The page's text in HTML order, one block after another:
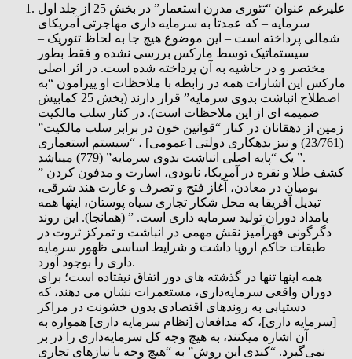
علیرغم عنوان “تئوری مدرن استعمار” در بخش 25 از جلد اول
سرمایه – که عمدتاً به سرمایه داری مهاجرتی آمریکای
شمالی پرداخته است – این موضوع هیچ جا به لحاظ تئوریک –
سیستماتیک توسط مارکس بررسی نشده و فقط بطور
مختصر و در حاشيه به آن پرداخته شده است. در اثر اصلی
مارکس این اشارات همه در رابطه با ملاحظات او پیرامون “به
اصطلاح انباشت بدوی سرمایه” قرار دارند (بخش 25 کمابیش
ضمیمه ای از این ملاحظات است). در کنار سلب مالکیت
زمین از دهقانان در کنار “قوانین خون در برابر سلب مالکیت”
(23/761) و نیز بدهکاری دولتی [عمومی] ، “سیستم استعماری
” یک “پایه اصلی انباشت بدوی سرمایه” (779) میباشد.
” کشف طلا و نقره در آمریکا، نابودی، اسارت و مدفون کردن
بومیان در معادن، آغاز فتح و تصرف و غارت هند شرقی،
تبدیل آفریقا به محل شکار تجاری سیاه پوستان، اینها همه
بامداد دوران تولید سرمایه داری است. ” (همانجا). این روند
دگرگونی قهرآمیز نقش مهمی در انباشت و تمرکز ثروت در
طبقات حاکم اروپا داشت و شرایط اساسی ظهور سرمایه
داری را بوجود آورد.
همه اینها تنها در گذشته های دور اتفاق نیفتاده است؛ برای
دوران واقعی سرمایه‌داری، مستعمرات نشان می دهند، که
دستیابی به روندهای اقتصادی بدون خشونت در مراکز
[سرمایه داری]، که مدافعان [نظام سرمایه داری] همواره به
آن اشاره میکنند، به هیچ وجه کل سرمایه‌داری را در بر
نمی‌گیرد. “کندی این روش” به “هیچ وجه با نیازهای تجاری